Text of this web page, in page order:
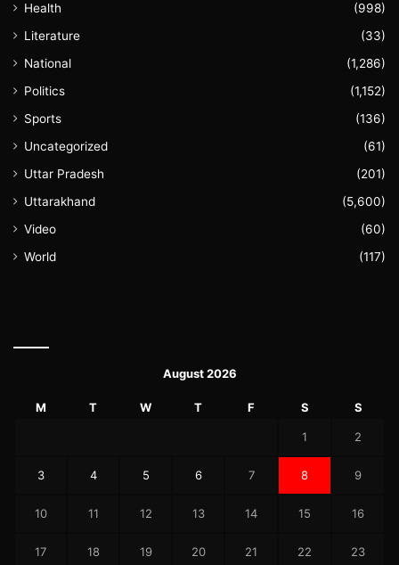
Health
(998)
Literature
(33)
National
(1,286)
Politics
(1,152)
Sports
(136)
Uncategorized
(61)
Uttar Pradesh
(201)
Uttarakhand
(5,600)
Video
(60)
World
(117)
August 2026
M T W T F S S
1 2
3 4 5 6 7 8 9
10 11 12 13 14 15 16
17 18 19 20 21 22 23